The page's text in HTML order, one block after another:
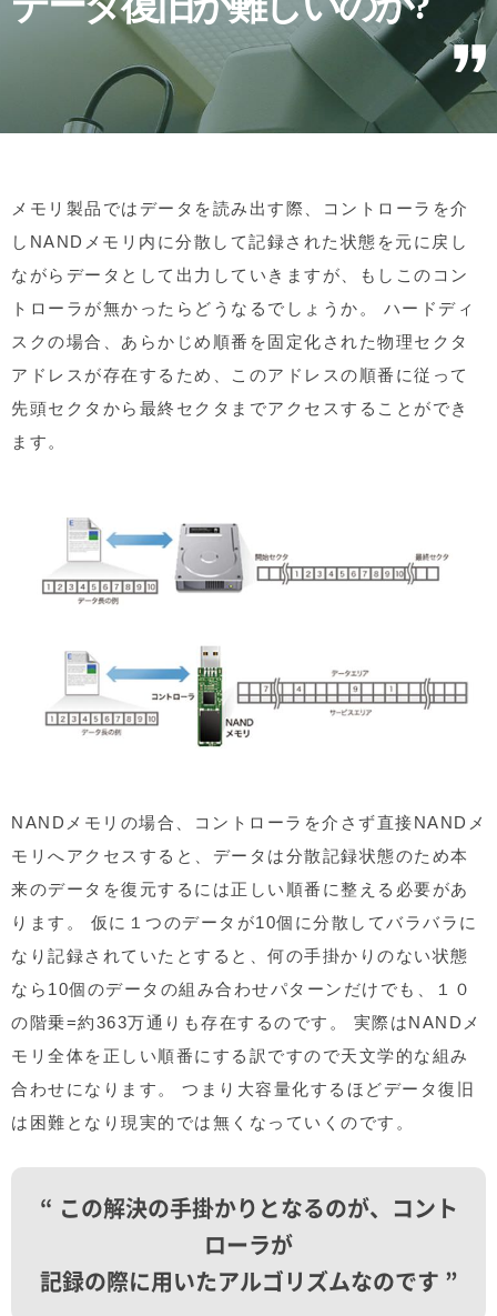
メモリ製品ではデータを読み出す際、コントローラを介
しNANDメモリ内に分散して記録された状態を元に戻し
ながらデータとして出力していきますが、もしこのコン
トローラが無かったらどうなるでしょうか。 ハードディ
スクの場合、あらかじめ順番を固定化された物理セクタ
アドレスが存在するため、このアドレスの順番に従って
先頭セクタから最終セクタまでアクセスすることができ
ます。
NANDメモリの場合、コントローラを介さず直接NANDメ
モリへアクセスすると、データは分散記録状態のため本
来のデータを復元するには正しい順番に整える必要があ
ります。 仮に１つのデータが10個に分散してバラバラに
なり記録されていたとすると、何の手掛かりのない状態
なら10個のデータの組み合わせパターンだけでも、１０
の階乗=約363万通りも存在するのです。 実際はNANDメ
モリ全体を正しい順番にする訳ですので天文学的な組み
合わせになります。 つまり大容量化するほどデータ復旧
は困難となり現実的では無くなっていくのです。
“ この解決の手掛かりとなるのが、コント
ローラが
記録の際に用いたアルゴリズムなのです ”